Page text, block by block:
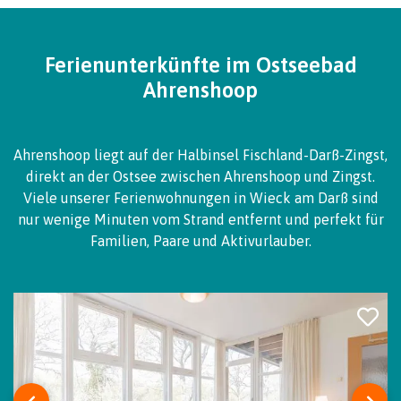
Ferienunterkünfte im Ostseebad
Ahrenshoop
Ahrenshoop liegt auf der Halbinsel Fischland-Darß-Zingst,
direkt an der Ostsee zwischen Ahrenshoop und Zingst.
Viele unserer Ferienwohnungen in Wieck am Darß sind
nur wenige Minuten vom Strand entfernt und perfekt für
Familien, Paare und Aktivurlauber.